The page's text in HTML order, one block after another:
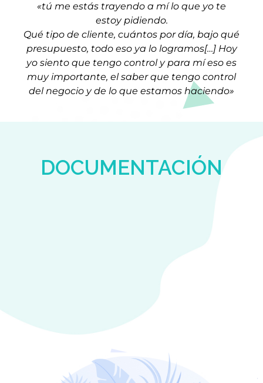
«tú me estás trayendo a mí lo que yo te
estoy pidiendo.
Qué tipo de cliente, cuántos por día, bajo qué
presupuesto, todo eso ya lo logramos[…] Hoy
yo siento que tengo control y para mí eso es
muy importante, el saber que tengo control
del negocio y de lo que estamos haciendo»
DOCUMENTACIÓN